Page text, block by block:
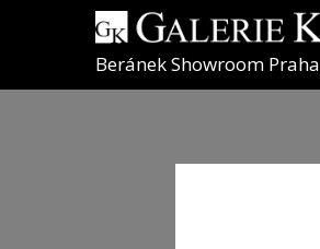
Beránek Showroom Praha